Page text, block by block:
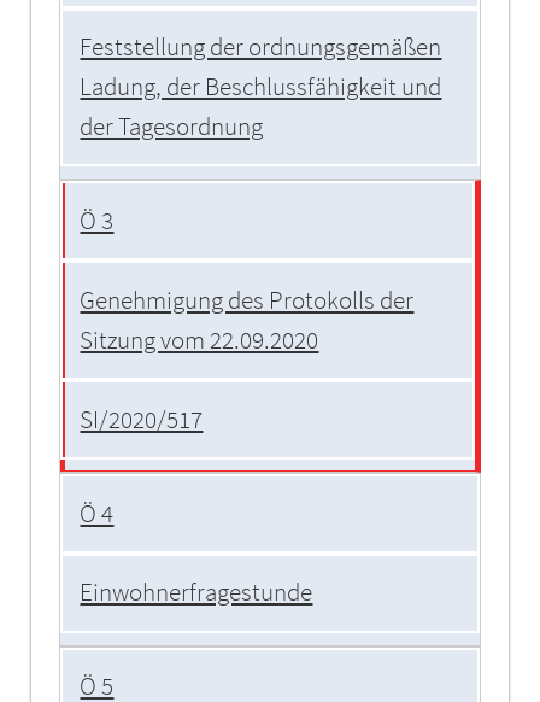
Feststellung der ordnungsgemäßen
Ladung, der Beschlussfähigkeit und
der Tagesordnung
Ö 3
Genehmigung des Protokolls der
Sitzung vom 22.09.2020
SI/2020/517
Ö 4
Einwohnerfragestunde
Ö 5